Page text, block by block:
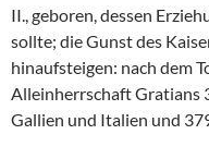
II., geboren, dessen
sollte; die Gunst des
hinaufsteigen: nach dem
Alleinherrschaft Gratians
Gallien und Italien und